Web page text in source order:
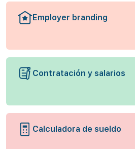
Employer branding
Contratación y salarios
Calculadora de sueldo